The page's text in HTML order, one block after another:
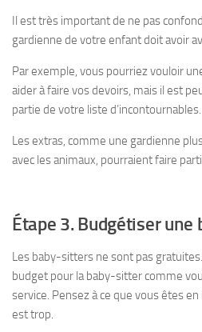
Il est très important de ne pas
gardienne de votre enfant doit avoir
Par exemple, vous pourriez vouloir
aider à faire vos devoirs, mais il est
partie de votre liste d’incontournables.
Les extras, comme une gardienne
avec les animaux, pourraient faire
Étape 3. Budgétiser
Les baby-sitters ne sont pas
budget pour la baby-sitter comme
service. Pensez à ce que vous êtes
est trop.